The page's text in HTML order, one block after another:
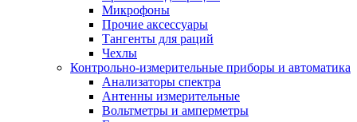
Микрофоны
Прочие аксессуары
Тангенты для раций
Чехлы
Контрольно-измерительные приборы и автоматика
Анализаторы спектра
Антенны измерительные
Вольтметры и амперметры